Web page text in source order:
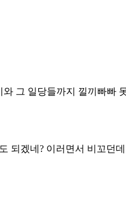
그 일당들까지 낄끼빠빠
되겠네? 이러면서 비꼬던데